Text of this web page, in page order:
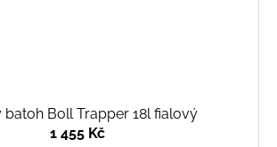
batoh Boll Trapper 18l fialový
1 455 Kč